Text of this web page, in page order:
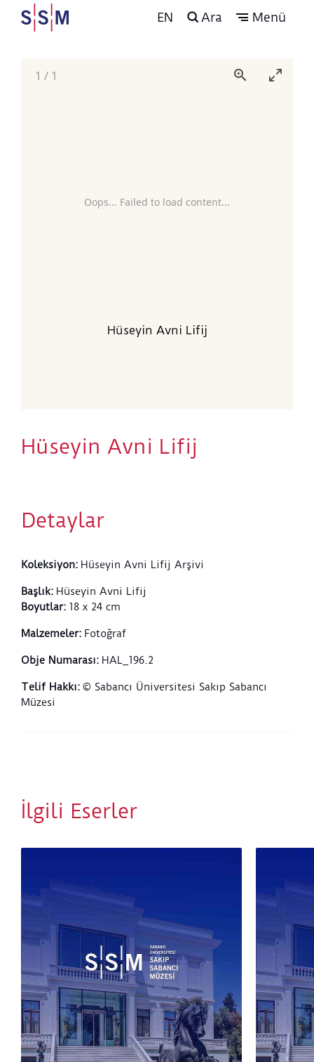
EN Ara Menü
Oops... Failed to load content...
1 / 1
Hüseyin Avni Lifij
Hüseyin Avni Lifij
Detaylar
Koleksiyon: Hüseyin Avni Lifij Arşivi
Başlık: Hüseyin Avni Lifij
Boyutlar: 18 x 24 cm
Malzemeler: Fotoğraf
Obje Numarası: HAL_196.2
Telif Hakkı: © Sabancı Üniversitesi Sakıp Sabancı
Müzesi
İlgili Eserler